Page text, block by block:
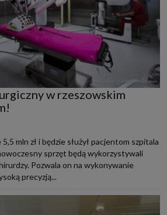
w rzeszowskim
mln zł i będzie służył pacjentom szpitala
sprzęt będą wykorzystywali
Pozwala on na wykonywanie
precyzją...